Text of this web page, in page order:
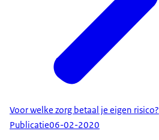
Voor welke zorg betaal je eigen risico?
Publicatie06-02-2020